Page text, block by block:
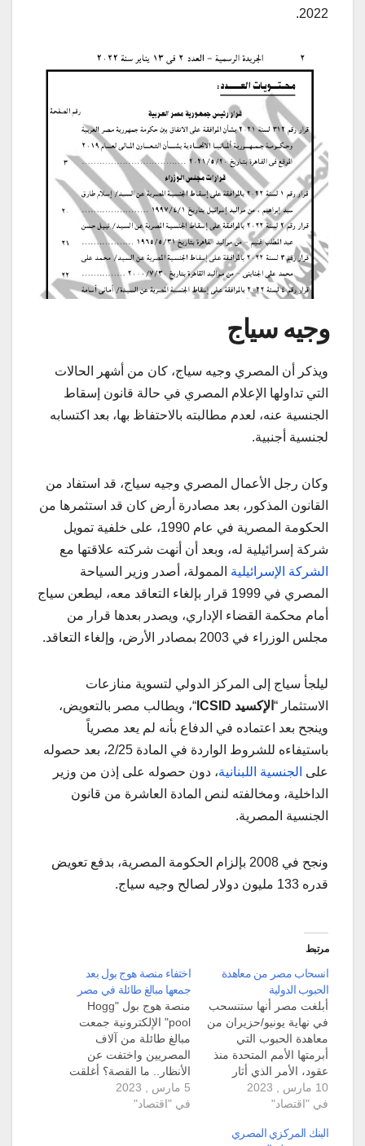
2022.
وجيه سياج
ويذكر أن المصري وجيه سياج، كان من أشهر الحالات
التي تداولها الإعلام المصري في حالة قانون إسقاط
الجنسية عنه، لعدم مطالبته بالاحتفاظ بها، بعد اكتسابه
لجنسية أجنبية.
وكان رجل الأعمال المصري وجيه سياج، قد استفاد من
القانون المذكور، بعد مصادرة أرض كان قد استثمرها من
الحكومة المصرية في عام 1990، على خلفية تمويل
شركة إسرائيلية له، وبعد أن أنهت شركته علاقتها مع
الشركة الإسرائيلية الممولة، أصدر وزير السياحة
المصري في 1999 قرار بإلغاء التعاقد معه، ليطعن سياج
أمام محكمة القضاء الإداري، ويصدر بعدها قرار من
مجلس الوزراء في 2003 بمصادر الأرض، وإلغاء التعاقد.
ليلجأ سياج إلى المركز الدولي لتسوية منازعات
الاستثمار “ الإكسيد ICSID
“، ويطالب مصر بالتعويض،
وينجح بعد اعتماده في الدفاع بأنه لم يعد مصرياً
باستيفاءه للشروط الواردة في المادة 2/25، بعد حصوله
على الجنسية اللبنانية، دون حصوله على إذن من وزير
الداخلية، ومخالفته لنص المادة العاشرة من قانون
الجنسية المصرية.
ونجح في 2008 بإلزام الحكومة المصرية، بدفع تعويض
قدره 133 مليون دولار لصالح وجيه سياج.
مرتبط
انسحاب مصر من معاهدة
الحبوب الدولية
أبلغت مصر أنها ستنسحب
في نهاية يونيو/حزيران من
معاهدة الحبوب التي
أبرمتها الأمم المتحدة منذ
عقود، الأمر الذي أثار
الذعر لبعض الموقعين
على الاتفاقية. ويأتي
أكبر مستوردي القمح في
10 مارس , 2023
في "اقتصاد"
اختفاء منصة هوج بول بعد
جمعها مبالغ طائلة في مصر
منصة هوج بول "Hogg
pool" الإلكترونية جمعت
مبالغ طائلة من آلاف
المصريين واختفت عن
الأنظار.. ما القصة؟ أغلقت
pool) للاستثمار والأرباح،
5 مارس , 2023
في "اقتصاد"
البنك المركزي المصري